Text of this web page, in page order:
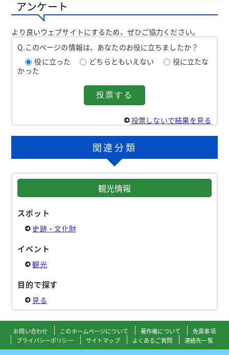
アンケート
より良いウェブサイトにするため、ぜひご協力ください。
Q.このページの情報は、あなたのお役に立ちましたか？
役に立った
どちらともいえない
役に立たな
かった
投票しないで結果を見る
関連分類
観光情報
スポット
史跡・文化財
イベント
観光
目的で探す
見る
お問い合わせ このホームページについて 著作権について
免責事項
プライバシーポリシー
サイトマップ よくあるご質問 連絡先一覧